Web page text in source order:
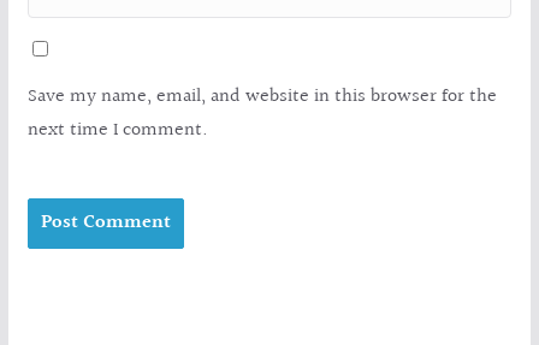
Save my name, email, and website in this browser for the
next time I comment.